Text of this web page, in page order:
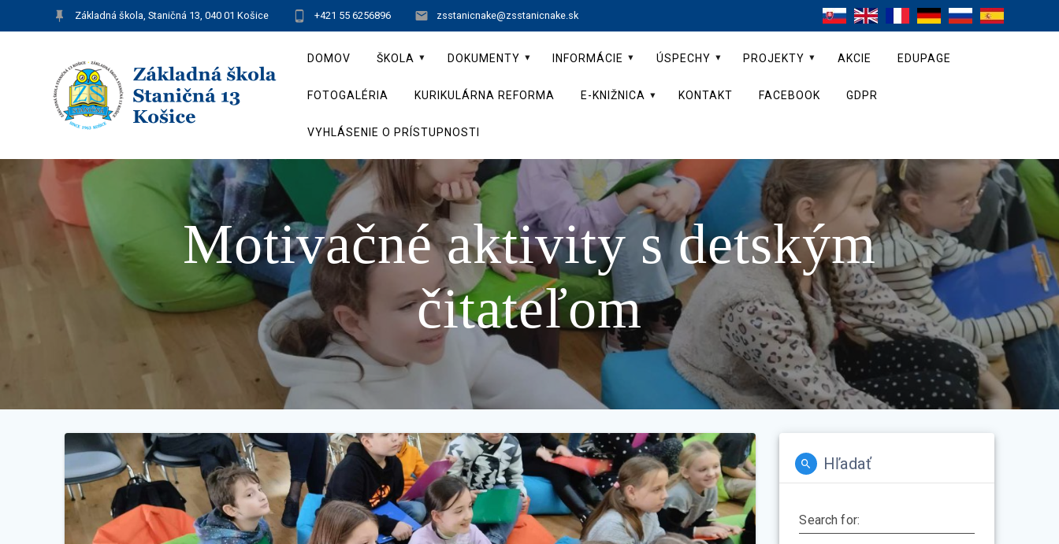
Základná škola, Staničná 13, 040 01 Košice +421 55 6256896 zsstanicnake@zsstanicnake.sk
DOMOV ŠKOLA DOKUMENTY INFORMÁCIE ÚSPECHY PROJEKTY AKCIE EDUPAGE
FOTOGALÉRIA KURIKULÁRNA REFORMA E-KNIŽNICA KONTAKT FACEBOOK GDPR
VYHLÁSENIE O PRÍSTUPNOSTI
Motivačné aktivity s detským
čitateľom
Hľadať
Search for: